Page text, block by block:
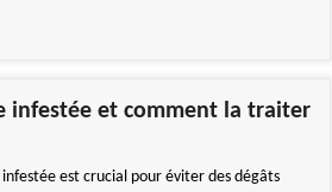
infestée et comment la traiter
est crucial pour éviter des dégâts